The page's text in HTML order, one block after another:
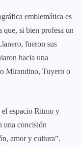
emblemática es
si bien profesa un
fueron sus
hacia una
Mirandino, Tuyero o
espacio Ritmo y
una concisión
amor y cultura”.